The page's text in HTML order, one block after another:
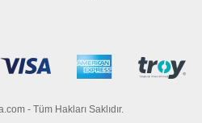
- Tüm Hakları Saklıdır.